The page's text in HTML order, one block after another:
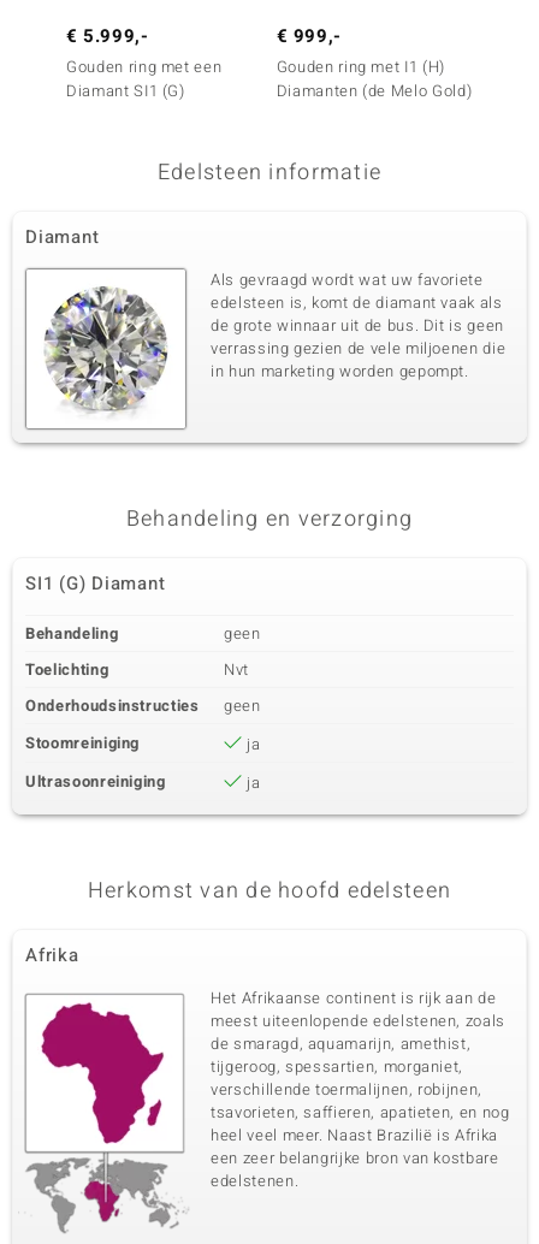
€ 5.999,-
Gouden ring met een
Diamant SI1 (G)
€ 999,-
Gouden ring met I1 (H)
Diamanten (de Melo Gold)
Edelsteen informatie
Diamant
Als gevraagd wordt wat uw favoriete
edelsteen is, komt de diamant vaak als
de grote winnaar uit de bus. Dit is geen
verrassing gezien de vele miljoenen die
in hun marketing worden gepompt.
Behandeling en verzorging
SI1 (G) Diamant
Behandeling
geen
Toelichting
Nvt
Onderhoudsinstructies
geen
Stoomreiniging
ja
Ultrasoonreiniging
ja
Herkomst van de hoofd edelsteen
Afrika
Het Afrikaanse continent is rijk aan de
meest uiteenlopende edelstenen, zoals
de smaragd, aquamarijn, amethist,
tijgeroog, spessartien, morganiet,
verschillende toermalijnen, robijnen,
tsavorieten, saffieren, apatieten, en nog
heel veel meer. Naast Brazilië is Afrika
een zeer belangrijke bron van kostbare
edelstenen.